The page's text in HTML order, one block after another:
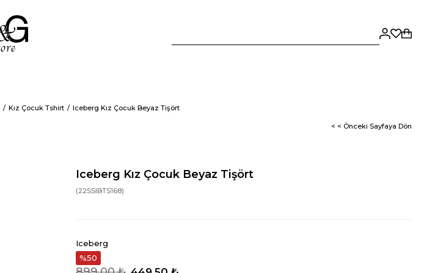
Kız Çocuk Tshirt Iceberg Kız Çocuk Beyaz Tişört
< < Önceki Sayfaya Dön
Iceberg Kız Çocuk Beyaz Tişört
(22SSIBTS168)
Iceberg
50